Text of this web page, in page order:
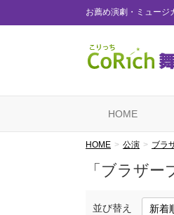
お薦め演劇・ミュージ
HOME
HOME 公演 ブラ
「ブラザ
並び替え 新着